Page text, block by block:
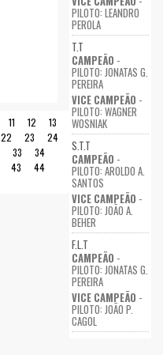
11 12
13
22 23
24
33
34
43
44
PILOTO: LEANDRO
PEROLA
T.T
CAMPEÃO -
PILOTO: JONATAS G.
PEREIRA
VICE CAMPEÃO -
PILOTO: WAGNER
WOSNIAK
S.T.T
CAMPEÃO -
PILOTO: AROLDO A.
SANTOS
VICE CAMPEÃO -
PILOTO: JOÃO A.
BEHER
F.L.T
CAMPEÃO -
PILOTO: JONATAS G.
PEREIRA
VICE CAMPEÃO -
PILOTO: JOÃO P.
CAGOL